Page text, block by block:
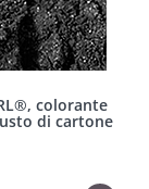
colorante
di cartone